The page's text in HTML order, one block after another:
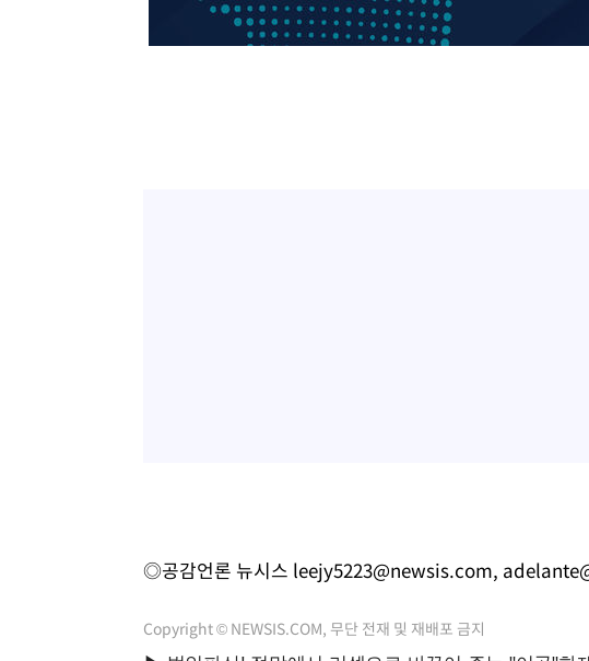
[속보]코스피, 301.88포인트(4.58%) 내린 6296.38 마감
[속보]원·달러 환율, 0.7원 내린 1423.8원 마감
◎공감언론 뉴시스 leejy5223@newsis.com,
Copyright © NEWSIS.COM, 무단 전재 및 재배포 금지